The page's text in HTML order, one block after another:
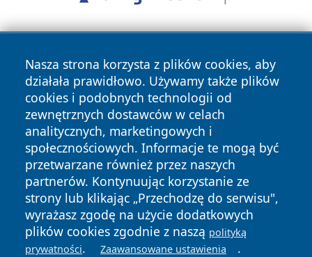
Nasza strona korzysta z plików cookies, aby
działała prawidłowo. Używamy także plików
cookies i podobnych technologii od
zewnętrznych dostawców w celach
analitycznych, marketingowych i
społecznościowych. Informacje te mogą być
przetwarzane również przez naszych
partnerów. Kontynuując korzystanie ze
strony lub klikając „Przechodzę do serwisu",
wyrażasz zgodę na użycie dodatkowych
plików cookies zgodnie z naszą polityką
prywatności. Zaawansowane ustawienia .
Copyright © 2026 naszkedzierzyn.pl Wszystkie prawa
zastrzeżone.
News Autorzy
Polityka
Prywatności
Polityka
Cookies